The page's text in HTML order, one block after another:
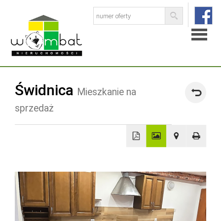
Strona
ofert
Skup
Świdnica Mieszkanie na
sprzedaż
−